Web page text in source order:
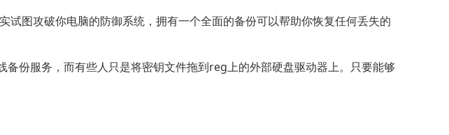
图攻破你电脑的防御系统，拥有一个全面的备份可以帮助你恢复任何丢失的
份服务，而有些人只是将密钥文件拖到reg上的外部硬盘驱动器上。只要能够